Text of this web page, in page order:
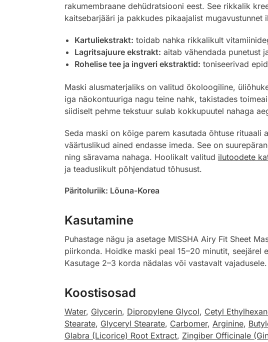
rakumembraane dehüdratsiooni eest. See rikkalik
kaitsebarjääri ja pakkudes pikaajalist mugavustunnet
Kartuliekstrakt: toidab nahka rikkalikult
Lagritsajuure ekstrakt: aitab vähendada punetust
Rohelise tee ja ingveri ekstraktid: toniseerivad
Maski alusmaterjaliks on valitud ökoloogiline,
iga näokontuuriga nagu teine nahk, takistades
siidiselt pehme tekstuur sulab kokkupuutel nahaga
Seda maski on kõige parem kasutada õhtuse
väärtuslikud ained endasse imeda. See on
ning säravama nahaga. Hoolikalt valitud ilutoodete
ja teaduslikult põhjendatud tõhusust.
Päritoluriik: Lõuna-Korea
Kasutamine
Puhastage nägu ja asetage MISSHA Airy Fit Sheet
piirkonda. Hoidke maski peal 15–20 minutit, seejärel
Kasutage 2–3 korda nädalas või vastavalt vajadusele.
Koostisosad
Water, Glycerin, Dipropylene Glycol, Cetyl
Stearate, Glyceryl Stearate, Carbomer, Arginine,
Glabra (Licorice) Root Extract, Zingiber Officinale